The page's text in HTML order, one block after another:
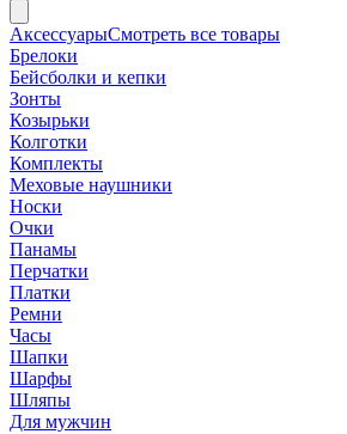
АксессуарыСмотреть все товары
Брелоки
Бейсболки и кепки
Зонты
Козырьки
Колготки
Комплекты
Меховые наушники
Носки
Очки
Панамы
Перчатки
Платки
Ремни
Часы
Шапки
Шарфы
Шляпы
Для мужчин